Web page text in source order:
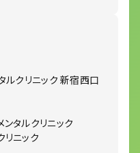
クリニック 新宿西口
タルクリニック
リニック